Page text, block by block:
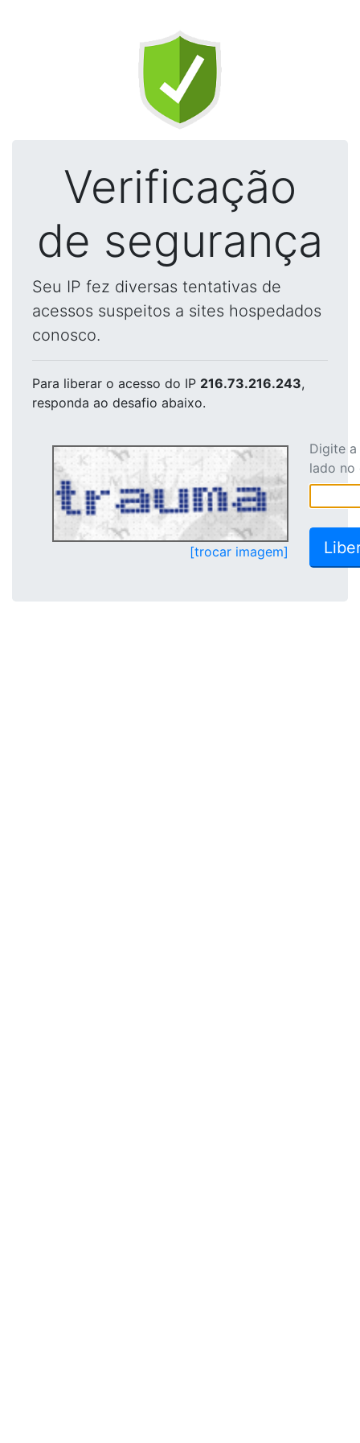
Verificação
de segurança
Seu IP fez diversas tentativas de
acessos suspeitos a sites hospedados
conosco.
Para liberar o acesso do IP 216.73.216.243,
responda ao desafio abaixo.
[trocar imagem]
Digite
lado no